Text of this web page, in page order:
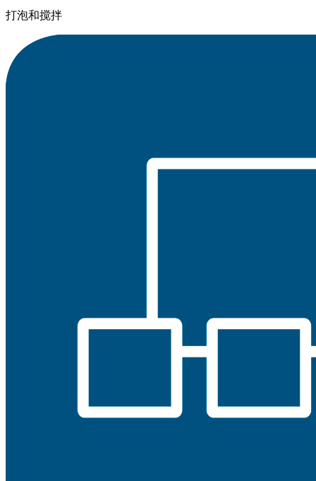
打泡和搅拌